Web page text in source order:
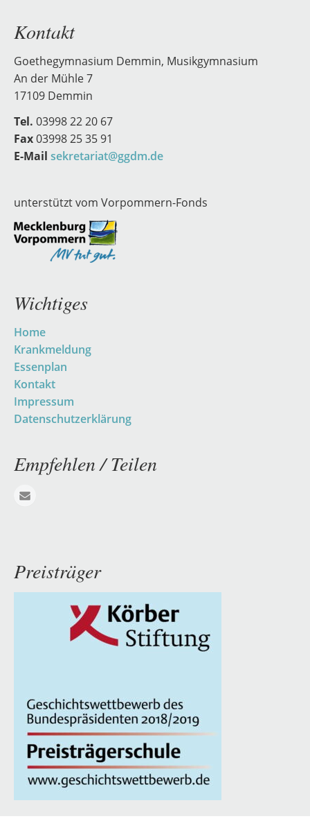
Kontakt
Goethegymnasium Demmin, Musikgymnasium
An der Mühle 7
17109 Demmin
Tel. 03998 22 20 67
Fax03998 25 35 91
E-Mail sekretariat@ggdm.de
unterstützt vom Vorpommern-Fonds
Wichtiges
Navigation
überspringen
Home
Krankmeldung
Essenplan
Kontakt
Impressum
Datenschutzerklärung
Empfehlen / Teilen
Preisträger